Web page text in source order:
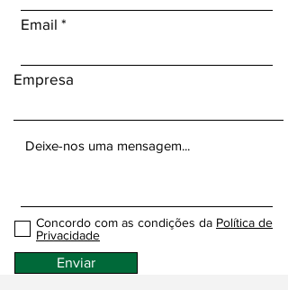
Email
Empresa
Concordo com as condições da Política de
Privacidade
Enviar